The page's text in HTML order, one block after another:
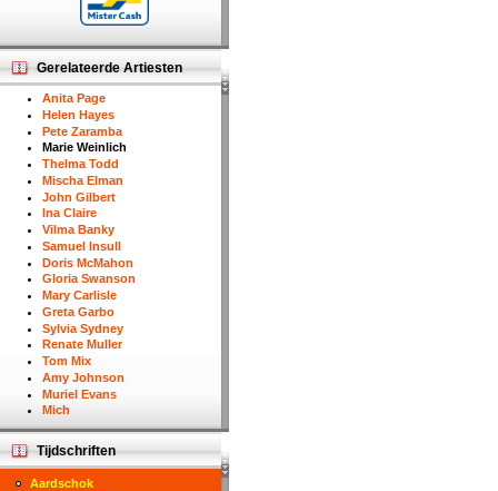
Gerelateerde Artiesten
Anita Page
Helen Hayes
Pete Zaramba
Marie Weinlich
Thelma Todd
Mischa Elman
John Gilbert
Ina Claire
Vilma Banky
Samuel Insull
Doris McMahon
Gloria Swanson
Mary Carlisle
Greta Garbo
Sylvia Sydney
Renate Muller
Tom Mix
Amy Johnson
Muriel Evans
Mich
Tijdschriften
Aardschok